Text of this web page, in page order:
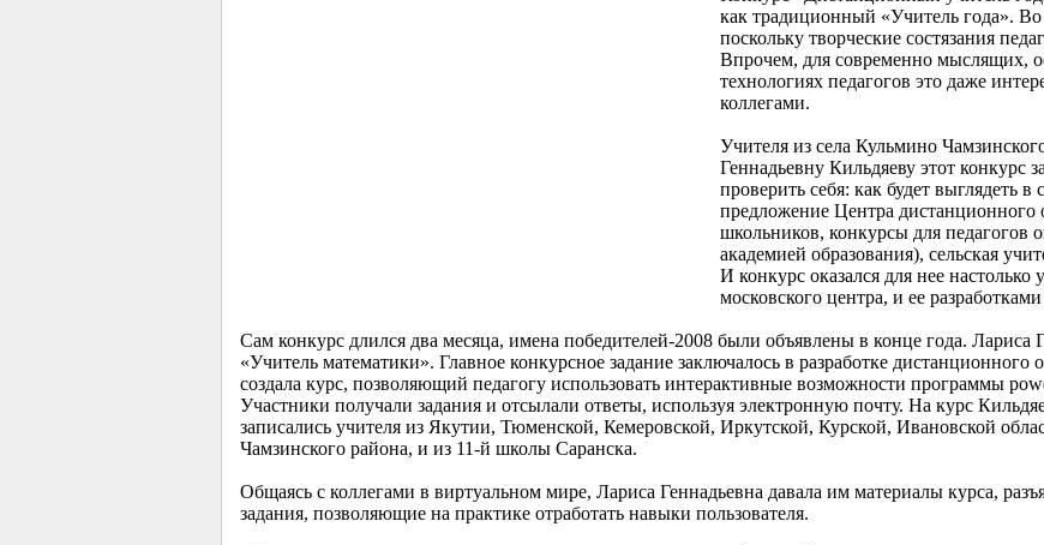
как традиционный «Учитель года».
поскольку творческие состязания
Впрочем, для современно мыслящих,
технологиях педагогов это даже
коллегами.
Учителя из села Кульмино
Геннадьевну Кильдяеву этот конкурс
проверить себя: как будет выглядеть
предложение Центра
школьников, конкурсы для педагогов
академией образования), сельская
И конкурс оказался для нее
московского центра, и ее
Сам конкурс длился два месяца, имена победителей-2008 были объявлены в конце года. Лариса
«Учитель математики». Главное конкурсное задание заключалось в разработке
создала курс, позволяющий педагогу использовать интерактивные возможности программы
Участники получали задания и отсылали ответы, используя электронную почту. На курс
записались учителя из Якутии, Тюменской, Кемеровской, Иркутской, Курской, Ивановской
Чамзинского района, и из 11-й школы Саранска.
Общаясь с коллегами в виртуальном мире, Лариса Геннадьевна давала им материалы курса,
задания, позволяющие на практике отработать навыки пользователя.